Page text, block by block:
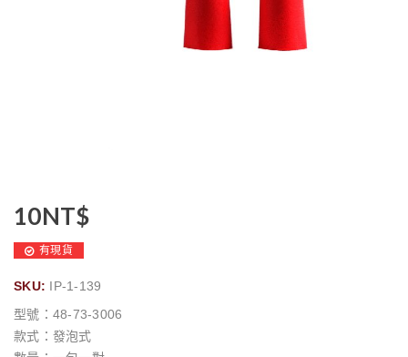
10NT$
有現貨
SKU: IP-1-139
型號：48-73-3006
款式：發泡式